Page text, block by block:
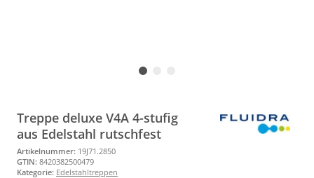
Treppe deluxe V4A 4-stufig
aus Edelstahl rutschfest
Artikelnummer: 19J71.2850
GTIN: 8420382500479
Kategorie: Edelstahltreppen